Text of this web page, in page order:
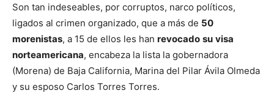
Son tan indeseables, por corruptos, narco políticos,
ligados al crimen organizado, que a más de 50
morenistas, a 15 de ellos les han revocado su visa
norteamericana, encabeza la lista la gobernadora
(Morena) de Baja California, Marina del Pilar Ávila Olmeda
y su esposo Carlos Torres Torres.